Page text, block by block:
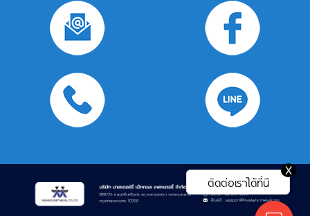
ติดต่อเราได้ที่นี
X